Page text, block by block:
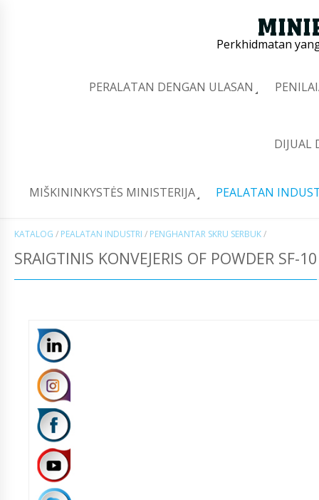
Perkhidmatan
PERALATAN DENGAN ULASAN
DIJUAL
MIŠKININKYSTĖS MINISTERIJA PEALATAN
KATALOG / PEALATAN INDUSTRI / PENGHANTAR SKRU SERBUK/
SRAIGTINIS KONVEJERIS OF POWDER SF-10